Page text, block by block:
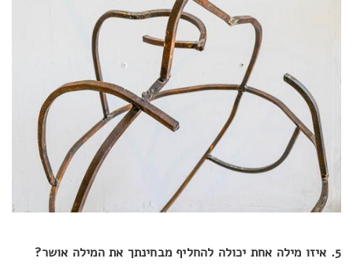
5. איזו מילה אחת יכולה להחליף מבחינתך את המילה אושר?